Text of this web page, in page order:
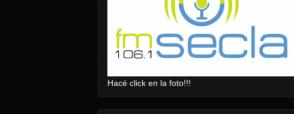
Hacé click en la foto!!!